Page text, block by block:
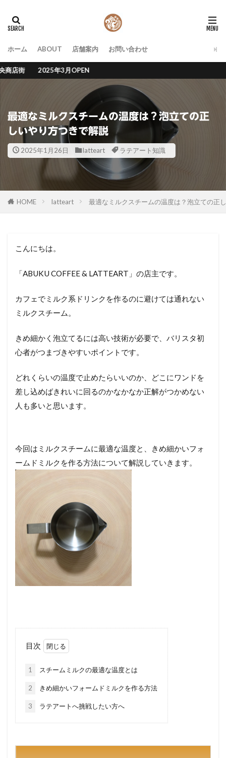
ホーム ABOUT 店舗案内 お問い合わせ
2025年3月OPEN
最適なミルクスチームの温度は？泡立ての正
しいやり方つきで解説
2025年1月26日 latteart ラテアート知識
HOME latteart 最適なミルクスチームの温度は？泡立ての正
こんにちは。
「ABUKU COFFEE & LATTEART」の店主です。
カフェでミルク系ドリンクを作るのに避けては通れない
ミルクスチーム。
きめ細かく泡立てるには高い技術が必要で、バリスタ初
心者がつまづきやすいポイントです。
どれくらいの温度で止めたらいいのか、どこにワンドを
差し込めばきれいに回るのかなかなか正解がつかめない
人も多いと思います。
今回はミルクスチームに最適な温度と、きめ細かいフォ
ームドミルクを作る方法について解説していきます。
目次
1 スチームミルクの最適な温度とは
2 きめ細かいフォームドミルクを作る方法
3 ラテアートへ挑戦したい方へ
タグ
ラテアート描き方
ラテアート知識
検索